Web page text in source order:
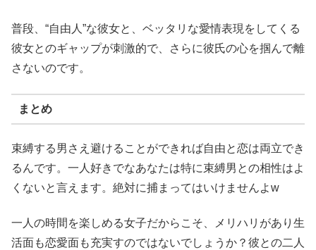
普段、“自由人”な彼女と、ベッタリな愛情表現をしてくる
彼女とのギャップが刺激的で、さらに彼氏の心を掴んで離
さないのです。
まとめ
束縛する男さえ避けることができれば自由と恋は両立でき
るんです。一人好きでなあなたは特に束縛男との相性はよ
くないと言えます。絶対に捕まってはいけませんよw
一人の時間を楽しめる女子だからこそ、メリハリがあり生
活面も恋愛面も充実すのではないでしょうか？彼との二人